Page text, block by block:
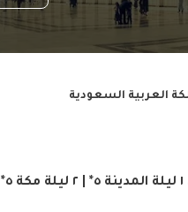
العربية السعودية